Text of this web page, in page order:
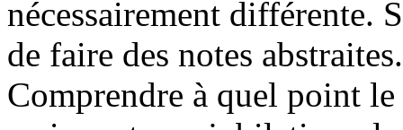
nécessairement différente.
de faire des notes
Comprendre à quel point